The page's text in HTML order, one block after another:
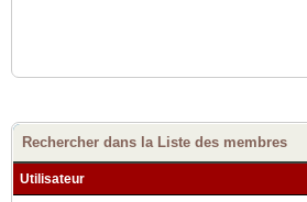
Rechercher dans la Liste des membres
Utilisateur